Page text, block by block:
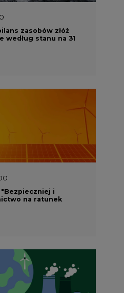
zasobów złóż
według stanu na 31
i
na ratunek